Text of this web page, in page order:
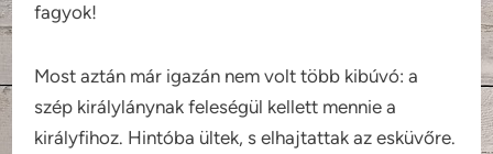
fagyok!
Most aztán már igazán nem volt több kibúvó: a
szép királylánynak feleségül kellett mennie a
királyfihoz. Hintóba ültek, s elhajtattak az esküvőre.